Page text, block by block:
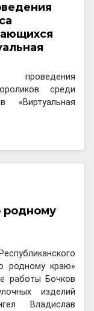
среди
«Виртуальная
родному
родному краю»
работы Бочков
изделий
Владислав